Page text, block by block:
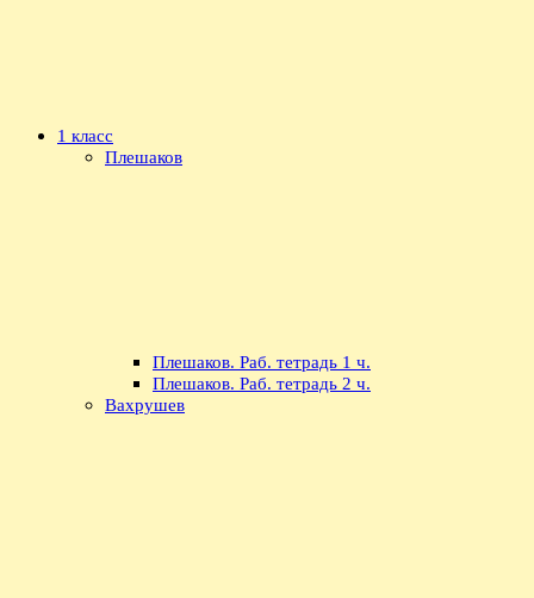
1 класс
Плешаков
Плешаков. Раб. тетрадь 1 ч.
Плешаков. Раб. тетрадь 2 ч.
Вахрушев